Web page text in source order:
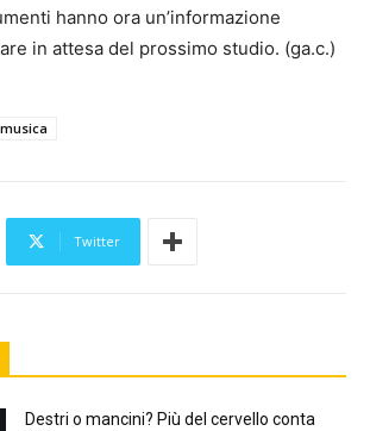
hanno ora un’informazione
in attesa del prossimo studio. (ga.c.)
musica
Twitter
Destri o mancini? Più del cervello conta